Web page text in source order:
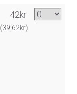
42kr
(39,62kr)